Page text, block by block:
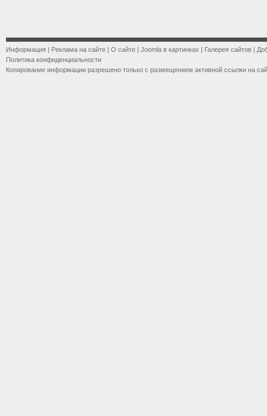
Информация | Реклама на сайте | О сайте | Joomla в картинках | Галерея сайтов |
Политика конфиденциальности
Копирование информации разрешено только с размещением активной ссылки на